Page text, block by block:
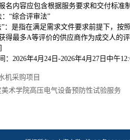
名内容应包含根据服务要求和交付标准
“综合评审法”
”：是指在满足需求文件要求前提下，
得最多A等评价的供应商作为成交人的
：2026年4月24日-2026年4月27日中午
机采购项目
美术学院高压电气设备预防性试验服务